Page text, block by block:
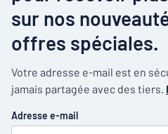
sur nos
offres spéciales.
Votre adresse e-mail est en
jamais partagée avec des tiers.
Adresse e-mail